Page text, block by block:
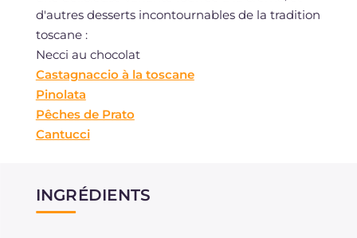
d'autres desserts incontournables de la tradition
toscane :
Necci au chocolat
Castagnaccio à la toscane
Pinolata
Pêches de Prato
Cantucci
INGRÉDIENTS